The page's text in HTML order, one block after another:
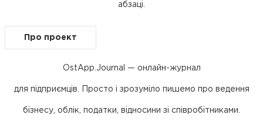
абзаці.
Про проект
OstApp.Journal — онлайн-журнал
для підприємців. Просто і зрозуміло пишемо про ведення
бізнесу, облік, податки, відносини зі співробітниками.